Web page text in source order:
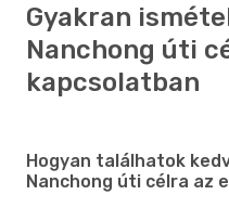
Gyakran
Nanchong úti
kapcsolatban
Hogyan találhatok
Nanchong úti célra az